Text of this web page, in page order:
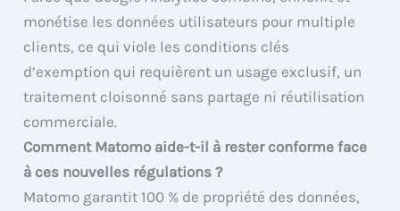
monétise les données utilisateurs pour multiple
clients, ce qui viole les conditions clés
d’exemption qui requièrent un usage exclusif, un
traitement cloisonné sans partage ni réutilisation
commerciale.
Comment Matomo aide-t-il à rester conforme face
à ces nouvelles régulations ?
Matomo garantit 100 % de propriété des données,